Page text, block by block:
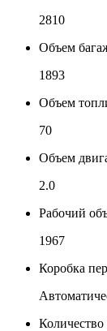
2810
Объем
1893
Объем
70
Объем
2.0
Рабочий
1967
Коробка
Количество